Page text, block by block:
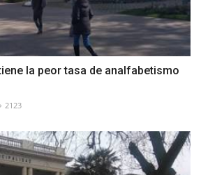
la peor tasa de analfabetismo
2123